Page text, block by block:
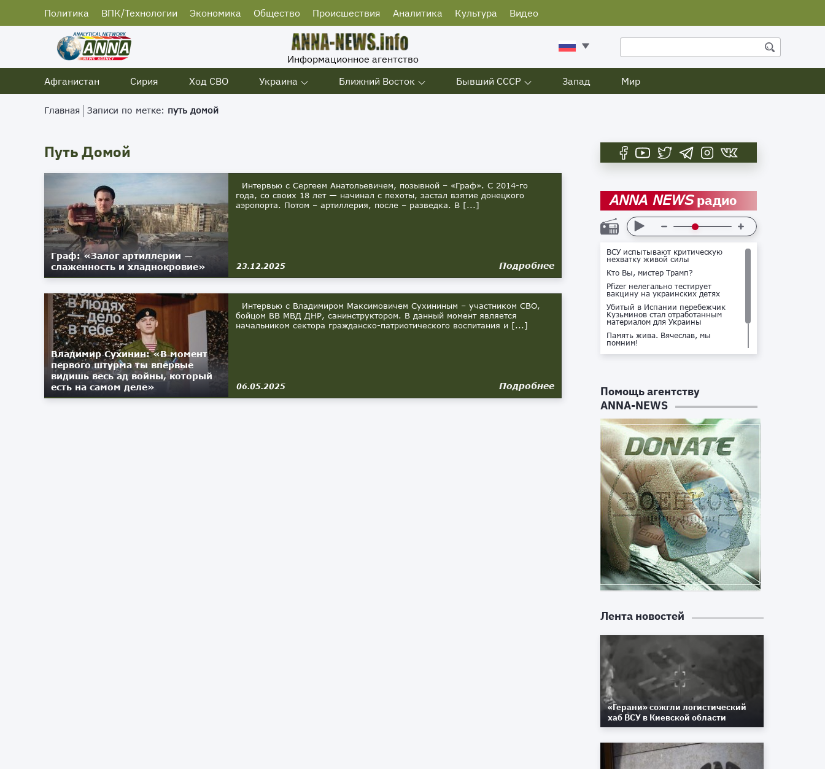
Политика ВПК/Технологии Экономика Общество Происшествия Аналитика Культура Видео
Информационное агентство
Афганистан
Сирия Ход СВО Украина Ближний Восток Бывший СССР Запад Мир
Главная Записи по метке: путь домой
Путь Домой
Граф: «Залог артиллерии —
слаженность и хладнокровие»
Интервью с Сергеем Анатольевичем, позывной – «Граф». С 2014-го
года, со своих 18 лет — начинал с пехоты, застал взятие донецкого
аэропорта. Потом – артиллерия, после – разведка. В [...]
23.12.2025 Подробнее
Владимир Сухинин: «В момент
первого штурма ты впервые
видишь весь ад войны, который
есть на самом деле»
Интервью с Владимиром Максимовичем Сухининым – участником СВО,
бойцом ВВ МВД ДНР, санинструктором. В данный момент является
начальником сектора гражданско-патриотического воспитания и [...]
06.05.2025 Подробнее
ANNA NEWSрадио
ВСУ испытывают критическую
нехватку живой силы
Кто Вы, мистер Трамп?
Pfizer нелегально тестирует
вакцину на украинских детях
Убитый в Испании перебежчик
Кузьминов стал отработанным
материалом для Украины
Память жива. Вячеслав, мы
помним!
Не доставайся ты никому!
Помощь агентству
ANNA-NEWS
Лента новостей
«Герани» сожгли логистический
хаб ВСУ в Киевской области